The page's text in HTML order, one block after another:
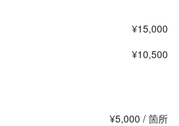
¥15,000
¥10,500
¥5,000 / 箇所